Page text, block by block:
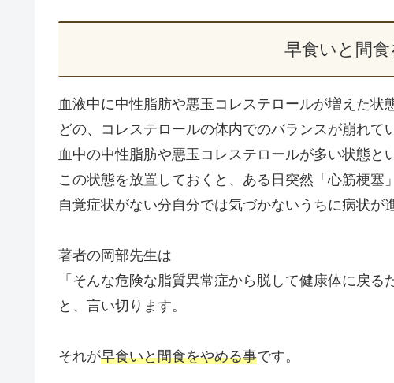
早食いと間
血液中に中性脂肪や悪玉コレステロールが増えた
どの、コレステロールの体内でのバランスが崩れて
血中の中性脂肪や悪玉コレステロールが多い状態と
この状態を放置しておくと、ある日突然「心筋梗塞
自覚症状がない分自分では気づかないうちに病状が
著者の岡部先生は
「そんな危険な脂質異常症から脱して健康体に戻る
と、言い切ります。
それが早食いと間食をやめる事です。